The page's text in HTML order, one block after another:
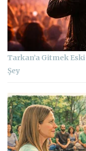
Tarkan’a Gitmek
Şey